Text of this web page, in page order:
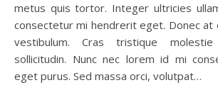
metus quis tortor. Integer ultricies
consectetur mi hendrerit eget. Donec at
vestibulum. Cras tristique
sollicitudin. Nunc nec lorem id mi
eget purus. Sed massa orci, volutpat…